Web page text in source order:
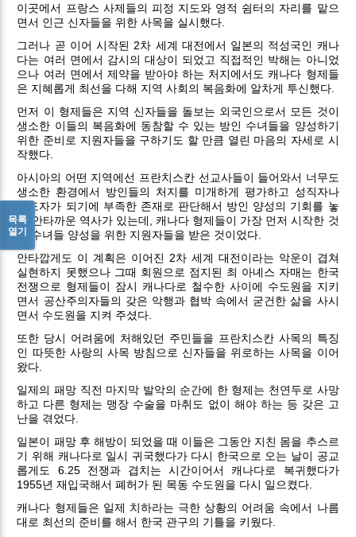
이곳에서 프랑스 사제들의 피정 지도와 영적 쉼터의 자리를 맡으
면서 인근 신자들을 위한 사목을 실시했다.
그러나 곧 이어 시작된 2차 세계 대전에서 일본의 적성국인 캐나
다는 여러 면에서 감시의 대상이 되었고 직접적인 박해는 아니었
으나 여러 면에서 제약을 받아야 하는 처지에서도 캐나다 형제들
은 지혜롭게 최선을 다해 지역 사회의 복음화에 알차게 투신했다.
먼저 이 형제들은 지역 신자들을 돌보는 외국인으로서 모든 것이
생소한 이들의 복음화에 동참할 수 있는 방인 수녀들을 양성하기
위한 준비로 지원자들을 구하기도 할 만큼 열린 마음의 자세로 시
작했다.
아시아의 어떤 지역에선 프란치스칸 선교사들이 들어와서 너무도
생소한 환경에서 방인들의 처지를 미개하게 평가하고 성직자나
수도자가 되기에 부족한 존재로 판단해서 방인 양성의 기회를 놓
친 안타까운 역사가 있는데, 캐나다 형제들이 가장 먼저 시작한 것
이 수녀들 양성을 위한 지원자들을 받은 것이었다.
안타깝게도 이 계획은 이어진 2차 세계 대전이라는 악운이 겹쳐
실현하지 못했으나 그때 회원으로 점지된 최 아녜스 자매는 한국
전쟁으로 형제들이 잠시 캐나다로 철수한 사이에 수도원을 지키
면서 공산주의자들의 갖은 악행과 협박 속에서 굳건한 삶을 사시
면서 수도원을 지켜 주셨다.
또한 당시 어려움에 처해있던 주민들을 프란치스칸 사목의 특징
인 따뜻한 사랑의 사목 방침으로 신자들을 위로하는 사목을 이어
왔다.
일제의 패망 직전 마지막 발악의 순간에 한 형제는 천연두로 사망
하고 다른 형제는 맹장 수술을 마취도 없이 해야 하는 등 갖은 고
난을 겪었다.
일본이 패망 후 해방이 되었을 때 이들은 그동안 지친 몸을 추스르
기 위해 캐나다로 일시 귀국했다가 다시 한국으로 오는 날이 공교
롭게도 6.25 전쟁과 겹치는 시간이어서 캐나다로 복귀했다가
1955년 재입국해서 폐허가 된 목동 수도원을 다시 일으켰다.
캐나다 형제들은 일제 치하라는 극한 상황의 어려움 속에서 나름
대로 최선의 준비를 해서 한국 관구의 기틀을 키웠다.
목록
열기